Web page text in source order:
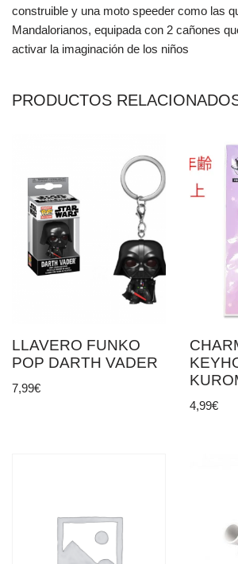
construible y una moto speeder como las
Mandalorianos, equipada con 2 cañones
activar la imaginación de los niños
PRODUCTOS
LLAVERO FUNKO
POP DARTH VADER
7,99€
4,99€